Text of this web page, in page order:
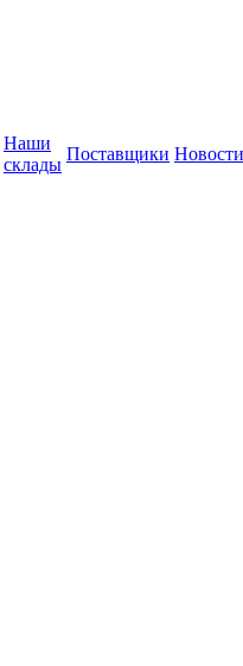
Наши
склады
Поставщики Новости